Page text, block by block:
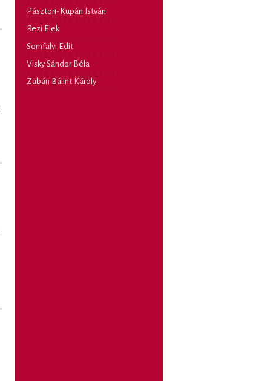
Pásztori-Kupán István
Rezi Elek
Somfalvi Edit
Visky Sándor Béla
Zabán Bálint Károly